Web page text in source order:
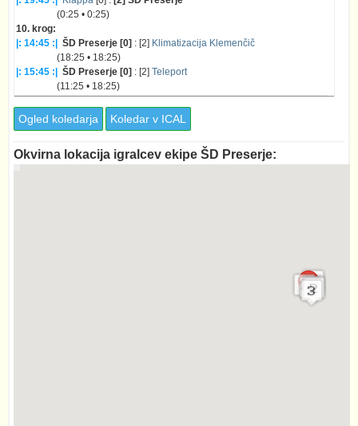
(0:25 • 0:25)
10. krog:
|: 14:45 :| ŠD Preserje [0] : [2] Klimatizacija Klemenčič
(18:25 • 18:25)
|: 15:45 :| ŠD Preserje [0] : [2] Teleport
(11:25 • 18:25)
Ogled koledarja Koledar v ICAL
Okvirna lokacija igralcev ekipe ŠD Preserje: